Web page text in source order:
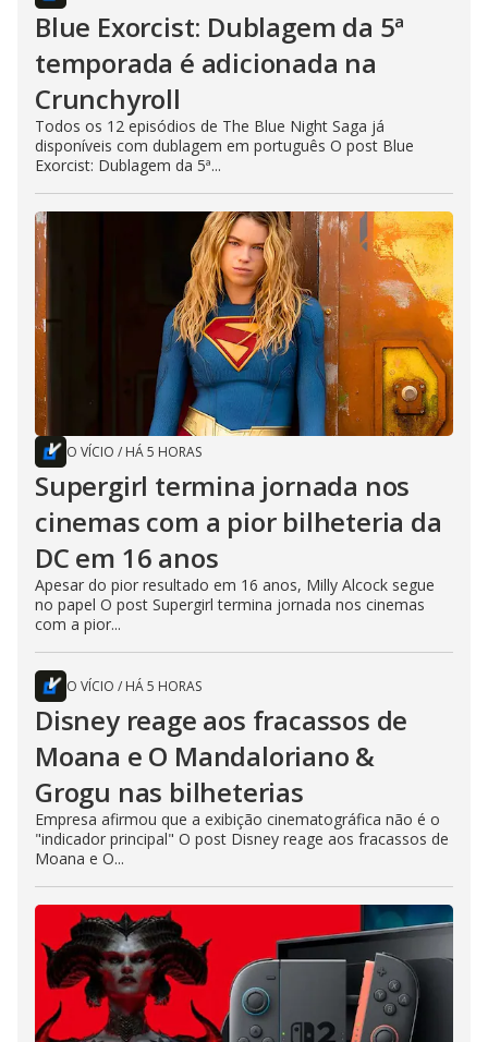
Blue Exorcist: Dublagem da 5ª
temporada é adicionada na
Crunchyroll
Todos os 12 episódios de The Blue Night Saga já
disponíveis com dublagem em português O post Blue
Exorcist: Dublagem da 5ª...
O VÍCIO / HÁ 5 HORAS
Supergirl termina jornada nos
cinemas com a pior bilheteria da
DC em 16 anos
Apesar do pior resultado em 16 anos, Milly Alcock segue
no papel O post Supergirl termina jornada nos cinemas
com a pior...
O VÍCIO / HÁ 5 HORAS
Disney reage aos fracassos de
Moana e O Mandaloriano &
Grogu nas bilheterias
Empresa afirmou que a exibição cinematográfica não é o
"indicador principal" O post Disney reage aos fracassos de
Moana e O...